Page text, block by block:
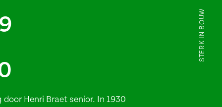
STERK IN BOUW
Henri Braet senior. In 1930